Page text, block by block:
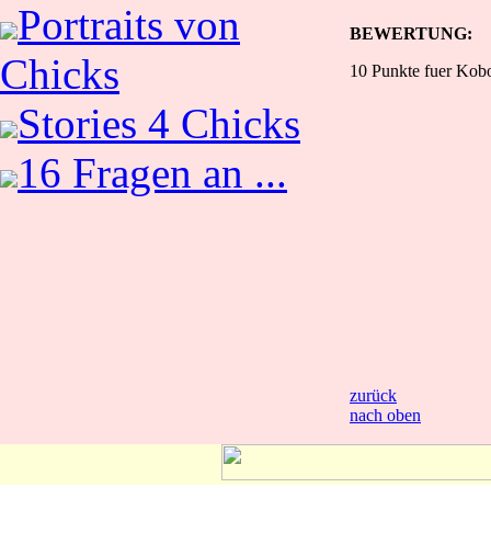
Portraits von
Chicks
Stories 4 Chicks
16 Fragen an ...
BEWERTUNG:
10 Punkte fuer
zurück
nach oben